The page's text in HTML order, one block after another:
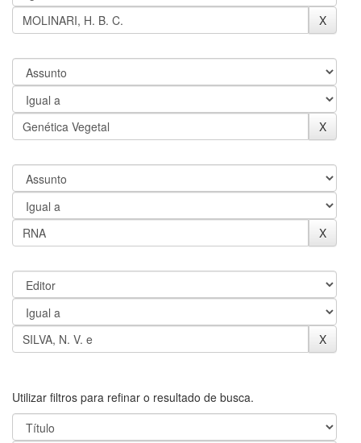
Utilizar filtros para refinar o resultado de busca.